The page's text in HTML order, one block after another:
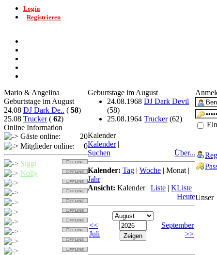
Login
| Registrieren
Mario & Angelina
Geburtstage im August
24.08 DJ Dark De.. ( 58)
25.08 Trucker( 62)
Online Information
Gäste online:
20
Mitglieder online:
0
Siggi
Nolly
Geburtstage im August
24.08.1968 DJ Dark Devil
(58)
25.08.1964 Trucker(62)
Kalender
Kalender |
Suchen
Über...
Kalender: Tag | Woche | Monat |
Jahr
Ansicht: Kalender| Liste | KListe
Heute
<<
Juli
September
>>
Unser